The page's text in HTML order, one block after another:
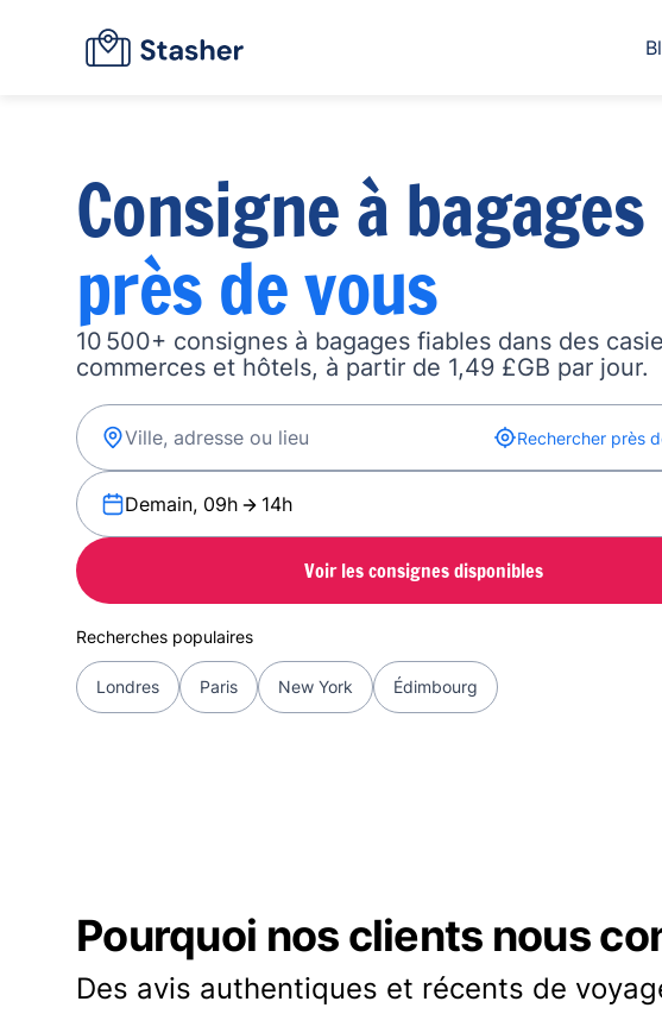
Consigne à bagages
près de vous
10 500+ consignes à bagages fiables dans des
commerces et hôtels, à partir de 1,49 £GB par jour.
Rechercher près
Demain, 09h 14h
Voir les consignes disponibles
Recherches populaires
Londres Paris New York Édimbourg
Pourquoi nos clients nous
Des avis authentiques et récents de